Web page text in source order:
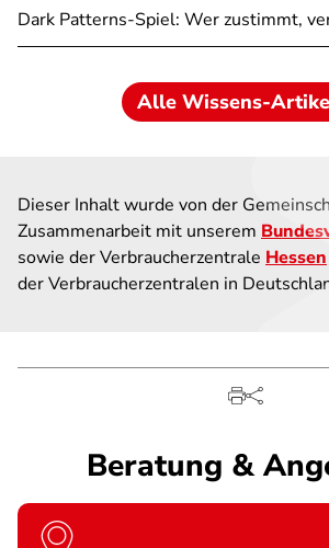
Dark Patterns-Spiel: Wer zustimmt,
Alle Wissens-
Dieser Inhalt wurde von der
Zusammenarbeit mit unserem
sowie der Verbraucherzentrale Hessen
der Verbraucherzentralen in
Beratung &